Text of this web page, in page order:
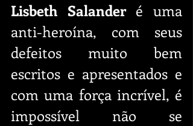
Lisbeth Salander é uma
anti-heroína, com seus
defeitos muito bem
escritos e apresentados e
com uma força incrível, é
impossível não se